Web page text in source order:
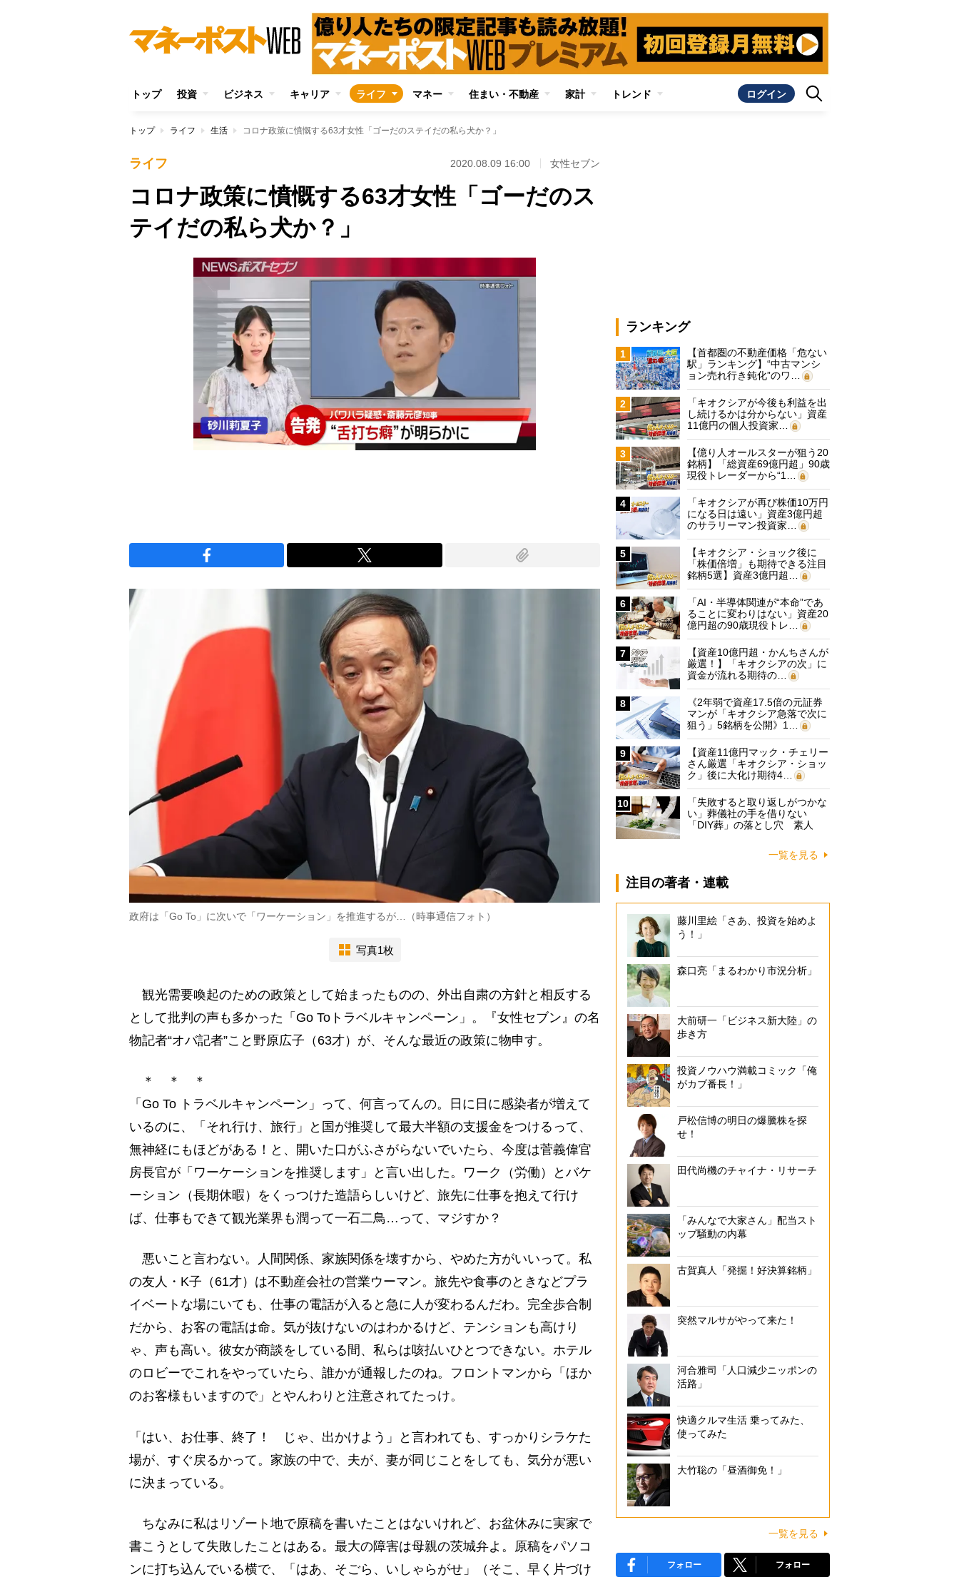
トップ 投資 ビジネス キャリア ライフ マネー 住まい・不動産 家計 トレンド ログイン
トップ ライフ 生活 コロナ政策に憤慨する63才女性「ゴーだのステイだの私ら犬か？」
ライフ 2020.08.09 16:00 女性セブン
コロナ政策に憤慨する63才女性「ゴーだのス
テイだの私ら犬か？」
政府は「Go To」に次いで「ワーケーション」を推進するが…（時事通信フォト）
写真1枚
観光需要喚起のための政策として始まったものの、外出自粛の方針と相反する
として批判の声も多かった「Go Toトラベルキャンペーン」。『女性セブン』の名
物記者“オバ記者”こと野原広子（63才）が、そんな最近の政策に物申す。
＊ ＊ ＊
「Go To トラベルキャンペーン」って、何言ってんの。日に日に感染者が増えて
いるのに、「それ行け、旅行」と国が推奨して最大半額の支援金をつけるって、
無神経にもほどがある！と、開いた口がふさがらないでいたら、今度は菅義偉官
房長官が「ワーケーションを推奨します」と言い出した。ワーク（労働）とバケ
ーション（長期休暇）をくっつけた造語らしいけど、旅先に仕事を抱えて行け
ば、仕事もできて観光業界も潤って一石二鳥…って、マジすか？
悪いこと言わない。人間関係、家族関係を壊すから、やめた方がいいって。私
の友人・K子（61才）は不動産会社の営業ウーマン。旅先や食事のときなどプラ
イベートな場にいても、仕事の電話が入ると急に人が変わるんだわ。完全歩合制
だから、お客の電話は命。気が抜けないのはわかるけど、テンションも高けり
ゃ、声も高い。彼女が商談をしている間、私らは咳払いひとつできない。ホテル
のロビーでこれをやっていたら、誰かが通報したのね。フロントマンから「ほか
のお客様もいますので」とやんわりと注意されてたっけ。
「はい、お仕事、終了！ じゃ、出かけよう」と言われても、すっかりシラケた
場が、すぐ戻るかって。家族の中で、夫が、妻が同じことをしても、気分が悪い
に決まっている。
ちなみに私はリゾート地で原稿を書いたことはないけれど、お盆休みに実家で
書こうとして失敗したことはある。最大の障害は母親の茨城弁よ。原稿をパソコ
ンに打ち込んでいる横で、「はあ、そごら、いしゃらがせ」（そこ、早く片づけ
ランキング
1
【首都圏の不動産価格「危ない
駅」ランキング】“中古マンシ
ョン売れ行き鈍化”のワ…
2
「キオクシアが今後も利益を出
し続けるかは分からない」資産
11億円の個人投資家…
3
【億り人オールスターが狙う20
銘柄】「総資産69億円超」90歳
現役トレーダーから“1…
4
「キオクシアが再び株価10万円
になる日は遠い」資産3億円超
のサラリーマン投資家…
5
【キオクシア・ショック後に
「株価倍増」も期待できる注目
銘柄5選】資産3億円超…
6
「AI・半導体関連が“本命”であ
ることに変わりはない」資産20
億円超の90歳現役トレ…
7
【資産10億円超・かんちさんが
厳選！】「キオクシアの次」に
資金が流れる期待の…
8
《2年弱で資産17.5倍の元証券
マンが「キオクシア急落で次に
狙う」5銘柄を公開》1…
9
【資産11億円マック・チェリー
さん厳選「キオクシア・ショッ
ク」後に大化け期待4…
10
「失敗すると取り返しがつかな
い」葬儀社の手を借りない
「DIY葬」の落とし穴 素人
一覧を見る
注目の著者・連載
藤川里絵「さあ、投資を始めよ
う！」
森口亮「まるわかり市況分析」
大前研一「ビジネス新大陸」の
歩き方
投資ノウハウ満載コミック「俺
がカブ番長！」
戸松信博の明日の爆騰株を探
せ！
田代尚機のチャイナ・リサーチ
「みんなで大家さん」配当スト
ップ騒動の内幕
古賀真人「発掘！好決算銘柄」
突然マルサがやって来た！
河合雅司「人口減少ニッポンの
活路」
快適クルマ生活 乗ってみた、
使ってみた
大竹聡の「昼酒御免！」
一覧を見る
フォロー フォロー